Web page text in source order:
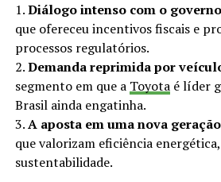
1.Diálogo intenso com o
que ofereceu incentivos fiscais e
processos regulatórios.
2.Demanda reprimida por
segmento em que a Toyotaé líder
Brasil ainda engatinha.
3.A aposta em uma nova
que valorizam eficiência
sustentabilidade.